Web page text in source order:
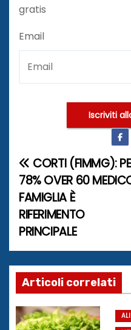
gratis
Email
Iscriviti
N
a
v
i
g
a
z
CORTI (FIMMG):
78% OVER 60
FAMIGLIA È
RIFERIMENTO
PRINCIPALE
Articoli correlati